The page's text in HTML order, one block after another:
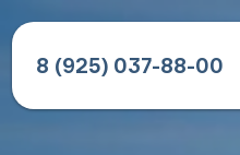
8 (925) 037-88-00